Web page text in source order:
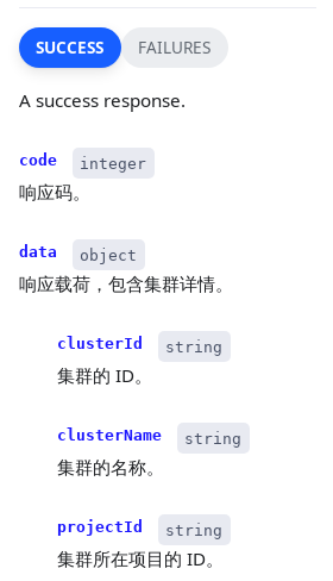
SUCCESS
A success response.
code integer
响应码。
data object
响应载荷，包含集群详情。
clusterId string
集群的 ID。
clusterName string
集群的名称。
projectId string
集群所在项目的 ID。
FAILURES